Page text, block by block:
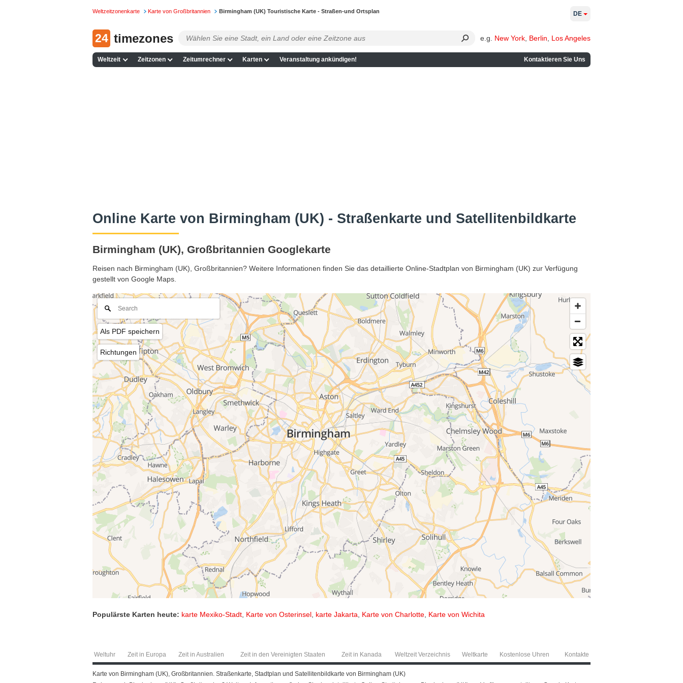
Weltzeitzonenkarte Karte von Großbritannien Birmingham (UK) Touristische Karte - Straßen-und Ortsplan
24 timezones e.g. New York Berlin Los Angeles
Weltzeit Zeitzonen Zeitumrechner Karten Veranstaltung ankündigen! Kontaktieren Sie Uns
DE
Online Karte von Birmingham (UK) - Straßenkarte und Satellitenbildkarte
Birmingham (UK), Großbritannien Googlekarte
Reisen nach Birmingham (UK), Großbritannien? Weitere Informationen finden Sie das detaillierte Online-Stadtplan von Birmingham (UK) zur Verfügung
gestellt von Google Maps.
Als PDF speichern
Richtungen
Populärste Karten heute: karte Mexiko-Stadt Karte von Osterinsel karte Jakarta Karte von Charlotte Karte von Wichita
Weltuhr Zeit in Europa Zeit in Australien Zeit in den Vereinigten Staaten Zeit in Kanada Weltzeit Verzeichnis Weltkarte Kostenlose Uhren Kontakte
Karte von Birmingham (UK), Großbritannien. Straßenkarte, Stadtplan und Satellitenbildkarte von Birmingham (UK)